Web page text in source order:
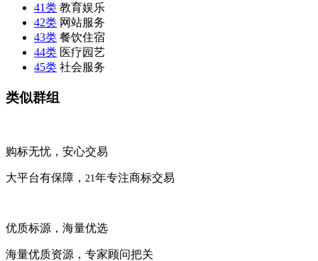
41类 教育娱乐
42类 网站服务
43类 餐饮住宿
44类 医疗园艺
45类 社会服务
类似群组
购标无忧，安心交易
大平台有保障， 21年专注商标交易
优质标源，海量优选
海量优质资源，专家顾问把关